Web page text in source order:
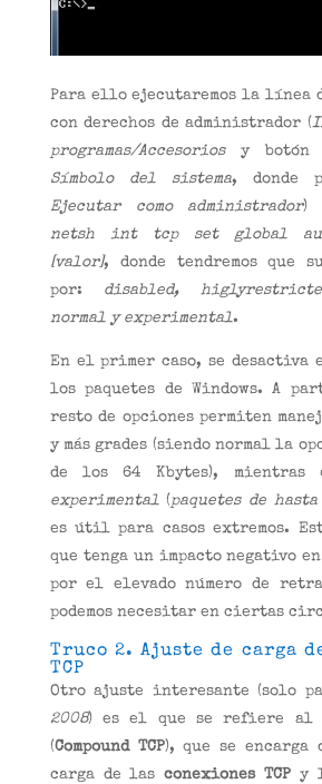
Para ello ejecutaremos la línea
con derechos de administrador (
programas/Accesoriosy botón
Símbolo del sistema, donde
Ejecutar como administrador)
netsh int tcp set global
[valor], donde tendremos que
por: disabled,
normal y experimental.
En el primer caso, se desactiva
los paquetes de Windows. A
resto de opciones permiten
y más grades (siendo normal la
de los 64 Kbytes), mientras
experimental(paquetes de hasta
es útil para casos extremos.
que tenga un impacto negativo
por el elevado número de
podemos necesitar en ciertas
Truco 2. Ajuste de carga
TCP
Otro ajuste interesante (solo
2008) es el que se refiere al
(Compound TCP), que se encarga
carga de lasconexiones TCP y